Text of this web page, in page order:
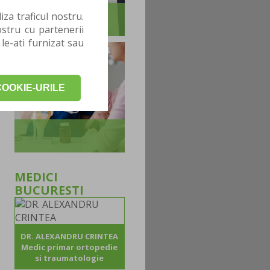
traficul nostru.
cu partenerii
ati furnizat sau
URILE
MEDICI
BUCURESTI
DR. ALEXANDRU CRINTEA
Medic primar ortopedie
si traumatologie